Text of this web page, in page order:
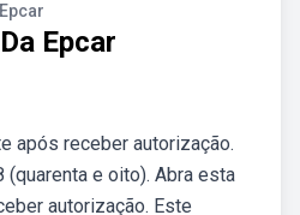
Epcar
após receber autorização.
(quarenta e oito). Abra esta
autorização. Este